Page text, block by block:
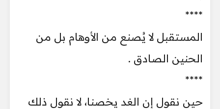
****
المستقبل لا يُصنع من الأوهام بل من
الحنين الصادق .
****
حين نقول إن الغد يخصنا، لا نقول ذلك